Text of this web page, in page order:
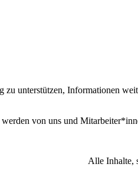
unterstützen, Informationen
von uns und
Alle Inhalte,